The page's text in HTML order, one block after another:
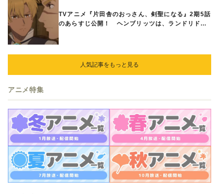
TVアニメ『片田舎のおっさん、剣聖になる』2期5話
のあらすじ公開！ ヘンブリッツは、ランドリドに
人気記事をもっと見る
アニメ特集